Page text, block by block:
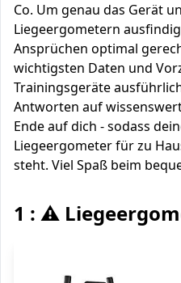
Co. Um genau das Gerät
Liegeergometern
Ansprüchen optimal
wichtigsten Daten und
Trainingsgeräte
Antworten auf
Ende auf dich - sodass
Liegeergometer für zu
steht. Viel Spaß beim
1 : ⚠️